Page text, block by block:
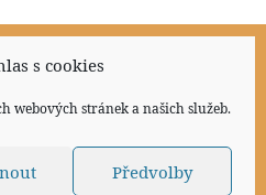
s cookies
webových stránek a našich služeb.
Předvolby